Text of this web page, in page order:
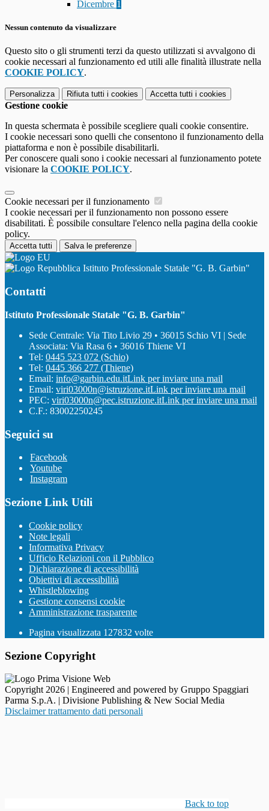
Dicembre 1
Nessun contenuto da visualizzare
Questo sito o gli strumenti terzi da questo utilizzati si avvalgono di
cookie necessari al funzionamento ed utili alle finalità illustrate nella
COOKIE POLICY.
Personalizza Rifiuta tutti i cookies Accetta tutti i cookies
Gestione cookie
In questa schermata è possibile scegliere quali cookie consentire.
I cookie necessari sono quelli che consentono il funzionamento della
piattaforma e non è possibile disabilitarli.
Per conoscere quali sono i cookie necessari al funzionamento potete
visionare la COOKIE POLICY.
Cookie necessari per il funzionamento
I cookie necessari per il funzionamento non possono essere
disabilitati. È possibile consultare l'elenco nella pagina della cookie
policy.
Accetta tutti Salva le preferenze
Istituto Professionale Statale "G. B. Garbin"
Contatti
Istituto Professionale Statale "G. B. Garbin"
Sede Centrale: Via Tito Livio 29 • 36015 Schio VI | Sede
Associata: Via Rasa 6 • 36016 Thiene VI
Tel: 0445 523 072 (Schio)
Tel: 0445 366 277 (Thiene)
Email: info@garbin.edu.itLink per inviare una mail
Email: viri03000n@istruzione.itLink per inviare una mail
PEC: viri03000n@pec.istruzione.itLink per inviare una mail
C.F.: 83002250245
Seguici su
Facebook
Youtube
Instagram
Sezione Link Utili
Cookie policy
Note legali
Informativa Privacy
Ufficio Relazioni con il Pubblico
Dichiarazione di accessibilità
Obiettivi di accessibilità
Whistleblowing
Gestione consensi cookie
Amministrazione trasparente
Pagina visualizzata 127832 volte
Sezione Copyright
Copyright 2026 | Engineered and powered by Gruppo Spaggiari
Parma S.p.A. | Divisione Publishing & New Social Media
Disclaimer trattamento dati personali
Back to top